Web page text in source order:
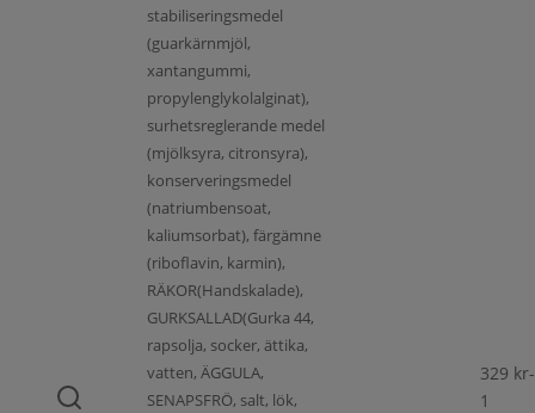
stabiliseringsmedel
(guarkärnmjöl,
xantangummi,
propylenglykolalginat),
surhetsreglerande medel
(mjölksyra, citronsyra),
konserveringsmedel
(natriumbensoat,
kaliumsorbat), färgämne
(riboflavin, karmin),
RÄKOR(Handskalade),
GURKSALLAD(Gurka 44,
rapsolja, socker, ättika,
vatten, ÄGGULA,
SENAPSFRÖ, salt, lök,
329 kr-
1